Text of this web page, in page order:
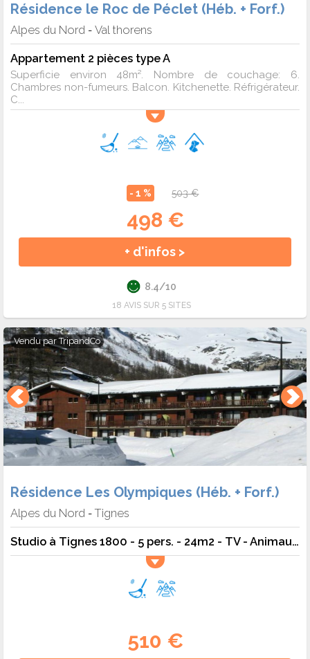
Résidence le Roc de Péclet (Héb. + Forf.)
Alpes du Nord - Val thorens
Appartement 2 pièces type A
Superficie environ 48m². Nombre de couchage: 6.
Chambres non-fumeurs. Balcon. Kitchenette. Réfrigérateur.
C...
- 1 % 503 €
498 €
+ d'infos >
8.4/10
18 AVIS SUR 5 SITES
Vendu parTripandCo
Résidence Les Olympiques (Héb. + Forf.)
Alpes du Nord -Tignes
Studio à Tignes 1800 - 5 pers. - 24m2 - TV - Animaux admis
510 €